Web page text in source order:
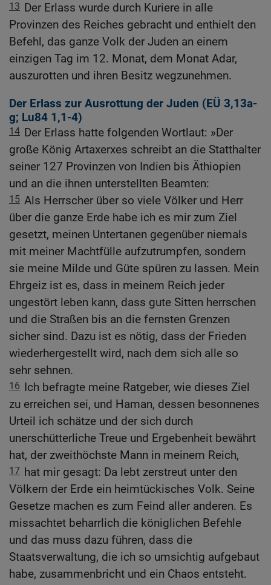
13 Der Erlass wurde durch Kuriere in alle
Provinzen des Reiches gebracht und enthielt den
Befehl, das ganze Volk der Juden an einem
einzigen Tag im 12. Monat, dem Monat Adar,
auszurotten und ihren Besitz wegzunehmen.
Der Erlass zur Ausrottung der Juden (EÜ 3,13a-
g; Lu84 1,1-4)
14 Der Erlass hatte folgenden Wortlaut: »Der
große König Artaxerxes schreibt an die Statthalter
seiner 127 Provinzen von Indien bis Äthiopien
und an die ihnen unterstellten Beamten:
15 Als Herrscher über so viele Völker und Herr
über die ganze Erde habe ich es mir zum Ziel
gesetzt, meinen Untertanen gegenüber niemals
mit meiner Machtfülle aufzutrumpfen, sondern
sie meine Milde und Güte spüren zu lassen. Mein
Ehrgeiz ist es, dass in meinem Reich jeder
ungestört leben kann, dass gute Sitten herrschen
und die Straßen bis an die fernsten Grenzen
sicher sind. Dazu ist es nötig, dass der Frieden
wiederhergestellt wird, nach dem sich alle so
sehr sehnen.
16 Ich befragte meine Ratgeber, wie dieses Ziel
zu erreichen sei, und Haman, dessen besonnenes
Urteil ich schätze und der sich durch
unerschütterliche Treue und Ergebenheit bewährt
hat, der zweithöchste Mann in meinem Reich,
17 hat mir gesagt: Da lebt zerstreut unter den
Völkern der Erde ein heimtückisches Volk. Seine
Gesetze machen es zum Feind aller anderen. Es
missachtet beharrlich die königlichen Befehle
und das muss dazu führen, dass die
Staatsverwaltung, die ich so umsichtig aufgebaut
habe, zusammenbricht und ein Chaos entsteht.